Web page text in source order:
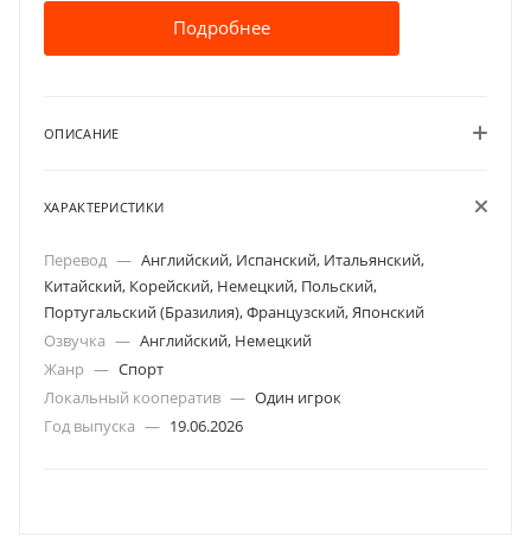
Подробнее
ОПИСАНИЕ
ХАРАКТЕРИСТИКИ
Перевод — Английский, Испанский, Итальянский,
Китайский, Корейский, Немецкий, Польский,
Португальский (Бразилия), Французский, Японский
Озвучка — Английский, Немецкий
Жанр — Спорт
Локальный кооператив — Один игрок
Год выпуска — 19.06.2026